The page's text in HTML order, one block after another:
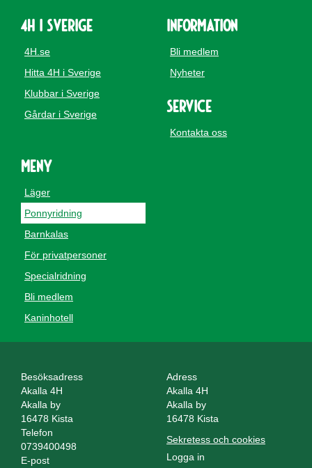
4H i Sverige
4H.se
Hitta 4H i Sverige
Klubbar i Sverige
Gårdar i Sverige
Information
Bli medlem
Nyheter
Service
Kontakta oss
Meny
Läger
Ponnyridning
Barnkalas
För privatpersoner
Specialridning
Bli medlem
Kaninhotell
Besöksadress
Akalla 4H
Akalla by
16478 Kista
Adress
Akalla 4H
Akalla by
16478 Kista
Telefon
0739400498
E-post
Sekretess och cookies
Logga in